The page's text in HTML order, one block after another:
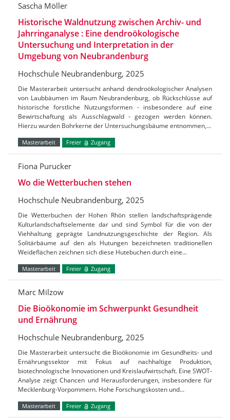
Sascha Möller
Historische Waldnutzung zwischen Archiv- und
Jahrringanalyse : Eine dendroökologische
Untersuchung und Interpretation in der
Umgebung von Neubrandenburg
Hochschule Neubrandenburg, 2025
Die Masterarbeit untersucht anhand dendroökologischer Analysen
von Laubbäumen im Raum Neubrandenburg, ob Rückschlüsse auf
historische forstliche Nutzungsformen - insbesondere auf eine
Bewirtschaftung als Ausschlagwald - gezogen werden können.
Hierzu wurden Bohrkerne der Untersuchungsbäume entnommen,…
Masterarbeit Freier Zugang
Fiona Purucker
Wo die Wetterbuchen stehen
Hochschule Neubrandenburg, 2025
Die Wetterbuchen der Hohen Rhön stellen landschaftsprägende
Kulturlandschaftselemente dar und sind Symbol für die von der
Viehhaltung geprägte Landnutzungsgeschichte der Region. Als
Solitärbäume auf den als Hutungen bezeichneten traditionellen
Weideflächen zeichnen sich diese Hutebuchen durch eine…
Masterarbeit Freier Zugang
Marc Milzow
Die Bioökonomie im Schwerpunkt Gesundheit
und Ernährung
Hochschule Neubrandenburg, 2025
Die Masterarbeit untersucht die Bioökonomie im Gesundheits- und
Ernährungssektor mit Fokus auf nachhaltige Produktion,
biotechnologische Innovationen und Kreislaufwirtschaft. Eine SWOT-
Analyse zeigt Chancen und Herausforderungen, insbesondere für
Mecklenburg-Vorpommern. Hohe Forschungskosten und…
Masterarbeit Freier Zugang